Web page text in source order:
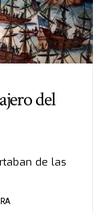
del
de las